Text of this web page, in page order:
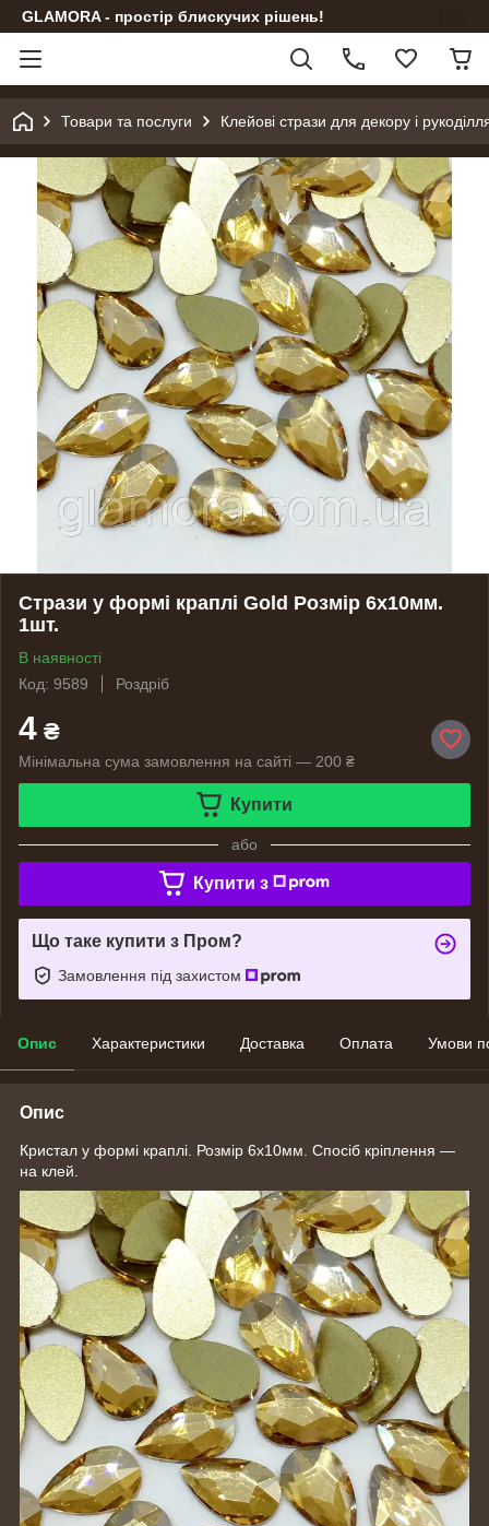
GLAMORA - простір блискучих рішень!
Товари та послуги Клейові стрази для декору і
Стрази у формі краплі Gold Розмір 6х10мм.
1шт.
В наявності
Код: 9589
Роздріб
4 ₴
Мінімальна сума замовлення на сайті — 200 ₴
Купити
або
Купити з
Що таке купити з Пром?
Замовлення під захистом
Опис Характеристики Доставка Оплата Умови
Опис
Кристал у формі краплі. Розмір 6х10мм. Спосіб кріплення —
на клей.